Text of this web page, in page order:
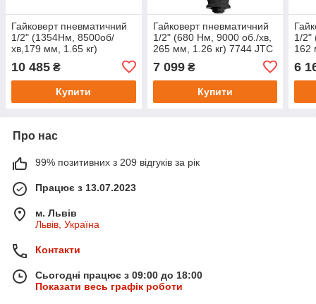
Гайковерт пневматичний
1/2" (1354Нм, 8500об/
хв,179 мм, 1.65 кг)
композитний корпус 7657
JTC
10 485 ₴
Купити
Гайковерт пневматичний
1/2" (680 Нм, 9000 об./хв,
265 мм, 1.26 кг) 7744 JTC
7 099₴
Купити
1/2"
162
6
Про нас
99% позитивних з 209 відгуків за рік
Працює з 13.07.2023
м. Львів
Львів, Україна
Контакти
Сьогодні працює з 09:00 до 18:00
Показати весь графік роботи